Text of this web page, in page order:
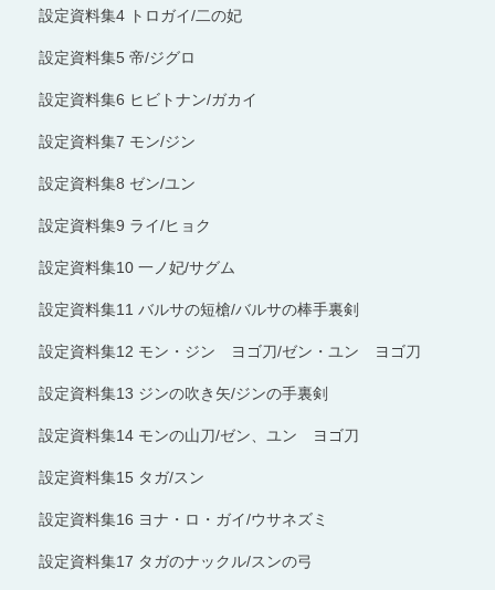
設定資料集4 トロガイ/二の妃
設定資料集5 帝/ジグロ
設定資料集6 ヒビトナン/ガカイ
設定資料集7 モン/ジン
設定資料集8 ゼン/ユン
設定資料集9 ライ/ヒョク
設定資料集10 一ノ妃/サグム
設定資料集11 バルサの短槍/バルサの棒手裏剣
設定資料集12 モン・ジン ヨゴ刀/ゼン・ユン ヨゴ刀
設定資料集13 ジンの吹き矢/ジンの手裏剣
設定資料集14 モンの山刀/ゼン、ユン ヨゴ刀
設定資料集15 タガ/スン
設定資料集16 ヨナ・ロ・ガイ/ウサネズミ
設定資料集17 タガのナックル/スンの弓